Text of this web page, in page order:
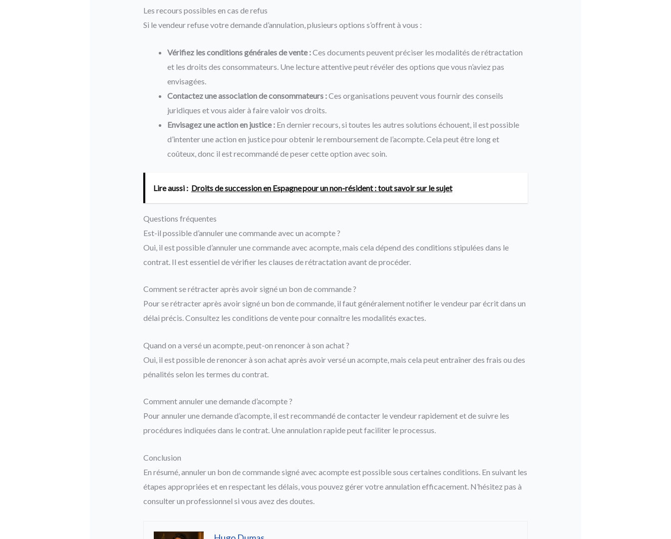
Les recours possibles en cas de refus
Si le vendeur refuse votre demande d’annulation, plusieurs options s’offrent à vous :
Vérifiez les conditions générales de vente :Ces documents peuvent préciser les modalités de rétractation
et les droits des consommateurs. Une lecture attentive peut révéler des options que vous n’aviez pas
envisagées.
Contactez une association de consommateurs :Ces organisations peuvent vous fournir des conseils
juridiques et vous aider à faire valoir vos droits.
Envisagez une action en justice :En dernier recours, si toutes les autres solutions échouent, il est possible
d’intenter une action en justice pour obtenir le remboursement de l’acompte. Cela peut être long et
coûteux, donc il est recommandé de peser cette option avec soin.
Lire aussi : Droits de succession en Espagne pour un non-résident : tout savoir sur le sujet
Questions fréquentes
Est-il possible d’annuler une commande avec un acompte ?
Oui, il est possible d’annuler une commande avec acompte, mais cela dépend des conditions stipulées dans le
contrat. Il est essentiel de vérifier les clauses de rétractation avant de procéder.
Comment se rétracter après avoir signé un bon de commande ?
Pour se rétracter après avoir signé un bon de commande, il faut généralement notifier le vendeur par écrit dans un
délai précis. Consultez les conditions de vente pour connaître les modalités exactes.
Quand on a versé un acompte, peut-on renoncer à son achat ?
Oui, il est possible de renoncer à son achat après avoir versé un acompte, mais cela peut entraîner des frais ou des
pénalités selon les termes du contrat.
Comment annuler une demande d’acompte ?
Pour annuler une demande d’acompte, il est recommandé de contacter le vendeur rapidement et de suivre les
procédures indiquées dans le contrat. Une annulation rapide peut faciliter le processus.
Conclusion
En résumé, annuler un bon de commande signé avec acompte est possible sous certaines conditions. En suivant les
étapes appropriées et en respectant les délais, vous pouvez gérer votre annulation efficacement. N’hésitez pas à
consulter un professionnel si vous avez des doutes.